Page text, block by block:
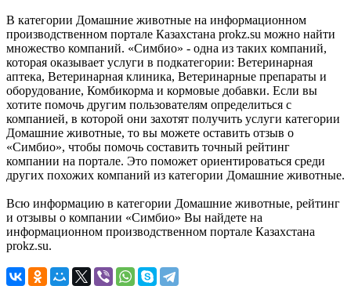
В категории Домашние животные на информационном
производственном портале Казахстана prokz.su можно найти
множество компаний. «Симбио» - одна из таких компаний,
которая оказывает услуги в подкатегории: Ветеринарная
аптека, Ветеринарная клиника, Ветеринарные препараты и
оборудование, Комбикорма и кормовые добавки. Если вы
хотите помочь другим пользователям определиться с
компанией, в которой они захотят получить услуги категории
Домашние животные, то вы можете оставить отзыв о
«Симбио», чтобы помочь составить точный рейтинг
компании на портале. Это поможет ориентироваться среди
других похожих компаний из категории Домашние животные.
Всю информацию в категории Домашние животные, рейтинг
и отзывы о компании «Симбио» Вы найдете на
информационном производственном портале Казахстана
prokz.su.